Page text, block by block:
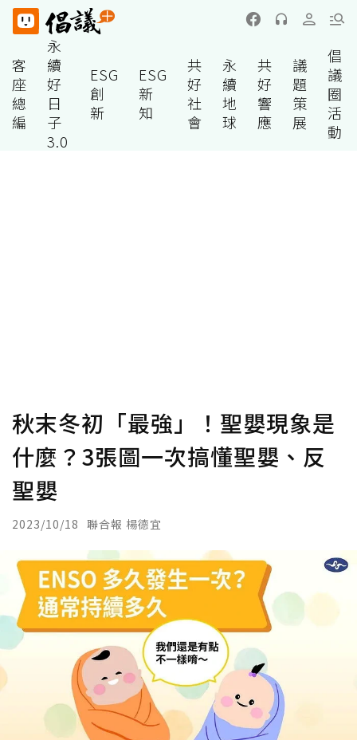
客
座
總
編
永
續
好
日
子
3.0
ESG
創
新
ESG
新
知
共
好
社
會
永
續
地
球
共
好
響
應
議
題
策
展
倡
議
圈
活
動
秋末冬初「最強」！聖嬰現象是
什麼？3張圖一次搞懂聖嬰、反
聖嬰
2023/10/18 聯合報 楊德宜